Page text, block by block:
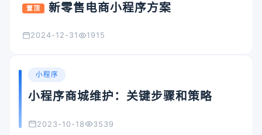
置顶 新零售电商小程序方案
2024-12-31 1915
小程序
小程序商城维护：关键步骤和策略
2023-10-18 3539